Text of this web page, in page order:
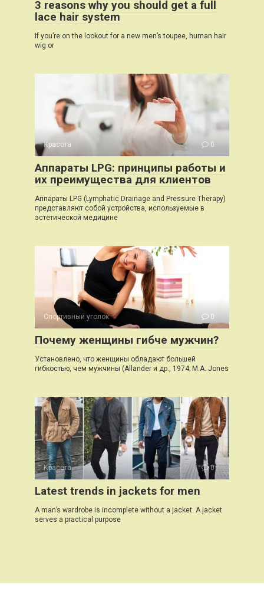
3 reasons why you should get a full
lace hair system
If you’re on the lookout for a new men’s toupee, human hair
wig or
Красота 0
Аппараты LPG: принципы работы и
их преимущества для клиентов
Аппараты LPG (Lymphatic Drainage and Pressure Therapy)
представляют собой устройства, используемые в
эстетической медицине
Спортивный уголок 0
Почему женщины гибче мужчин?
Установлено, что женщины обладают большей
гибкостью, чем мужчины (Allander и др., 1974; М.А. Jones
Красота 0
Latest trends in jackets for men
A man’s wardrobe is incomplete without a jacket. A jacket
serves a practical purpose